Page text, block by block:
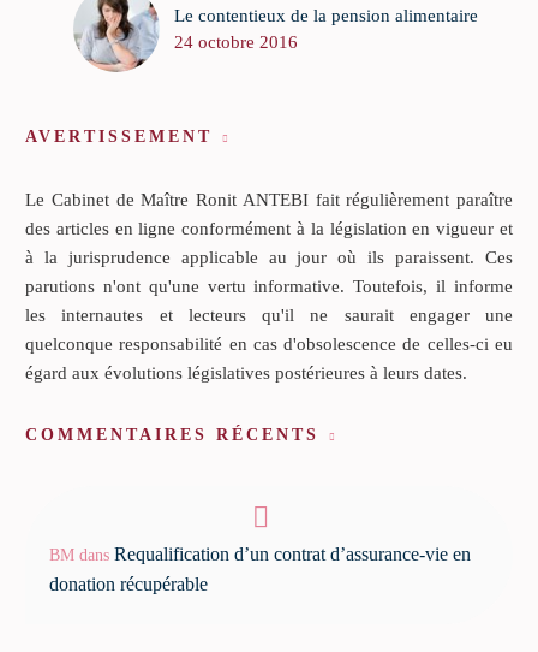
Le contentieux de la pension alimentaire
24 octobre 2016
AVERTISSEMENT
Le Cabinet de Maître Ronit ANTEBI fait régulièrement paraître
des articles en ligne conformément à la législation en vigueur et
à la jurisprudence applicable au jour où ils paraissent. Ces
parutions n'ont qu'une vertu informative. Toutefois, il informe
les internautes et lecteurs qu'il ne saurait engager une
quelconque responsabilité en cas d'obsolescence de celles-ci eu
égard aux évolutions législatives postérieures à leurs dates.
COMMENTAIRES RÉCENTS
BM dans Requalification d’un contrat d’assurance-vie en
donation récupérable